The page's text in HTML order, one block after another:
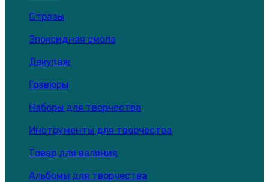
Стразы
Эпоксидная смола
Декупаж
Гравюры
Наборы для творчества
Инструменты для творчества
Товар для валяния
Альбомы для творчества